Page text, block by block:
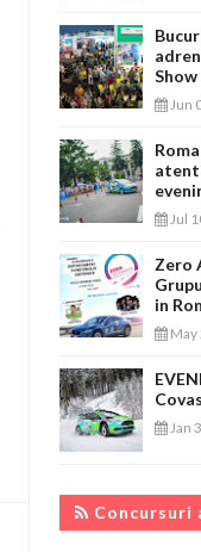
Jun
Jul
Zero
in
May
Jan
Concursuri